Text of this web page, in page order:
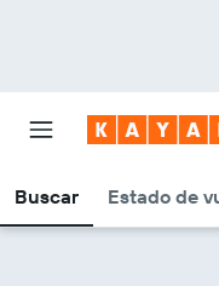
Buscar Estado de